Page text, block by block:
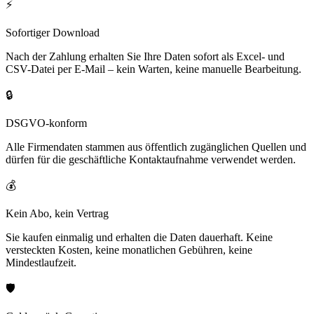
⚡
Sofortiger Download
Nach der Zahlung erhalten Sie Ihre Daten sofort als Excel- und
CSV-Datei per E-Mail – kein Warten, keine manuelle Bearbeitung.
🔒
DSGVO-konform
Alle Firmendaten stammen aus öffentlich zugänglichen Quellen und
dürfen für die geschäftliche Kontaktaufnahme verwendet werden.
💰
Kein Abo, kein Vertrag
Sie kaufen einmalig und erhalten die Daten dauerhaft. Keine
versteckten Kosten, keine monatlichen Gebühren, keine
Mindestlaufzeit.
🛡️